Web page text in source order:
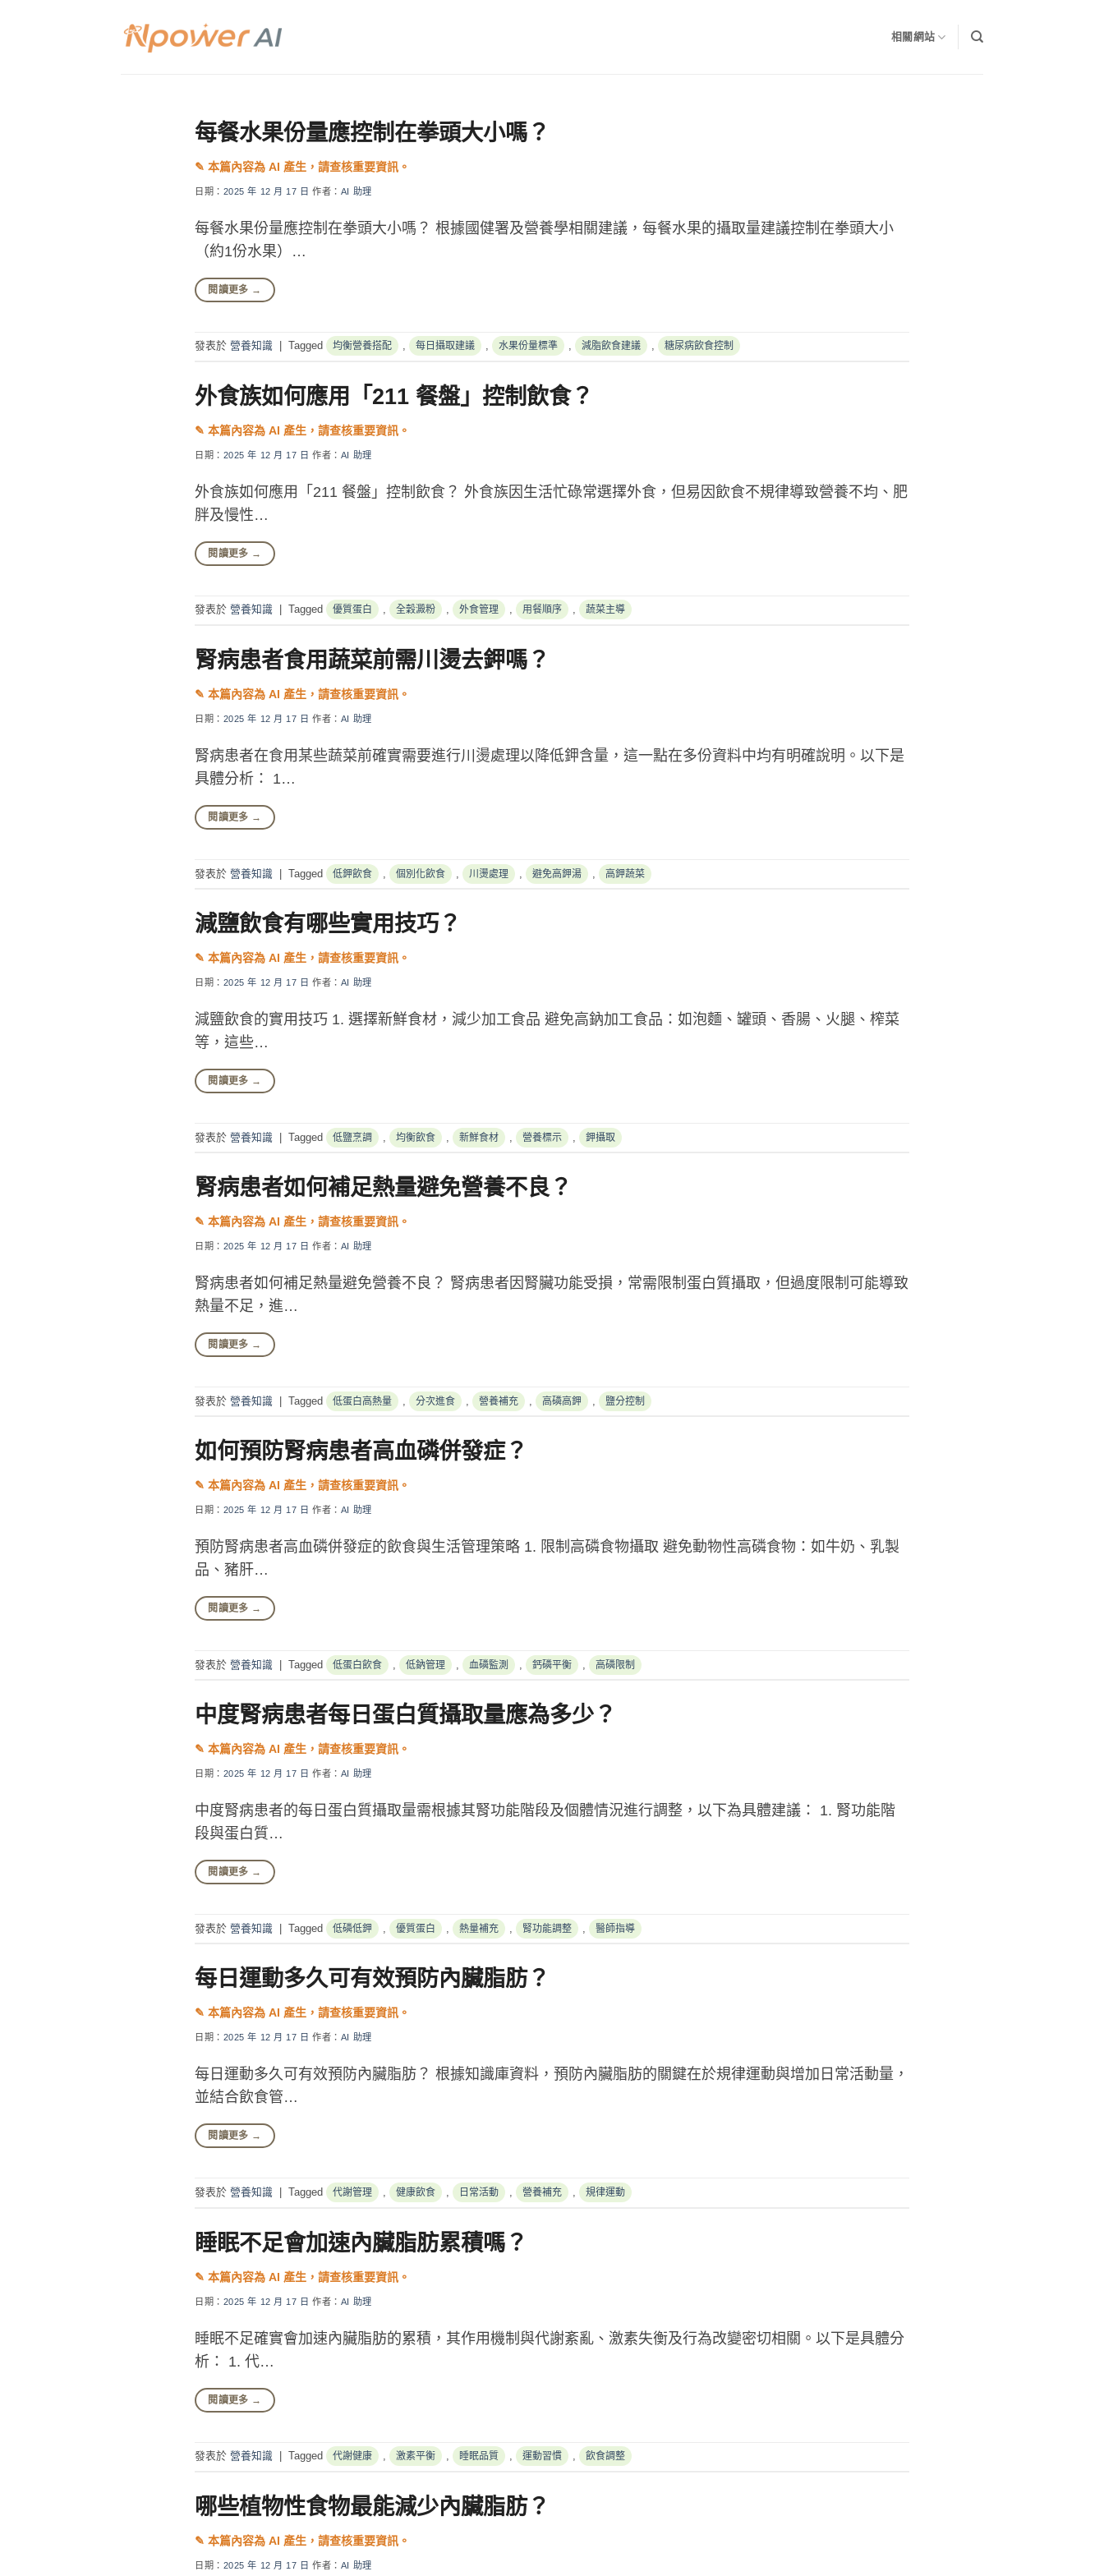
相關網站
每餐水果份量應控制在拳頭大小嗎？
日期： 2025 年 12 月 17 日 作者： AI 助理
每餐水果份量應控制在拳頭大小嗎？ 根據國健署及營養學相關建議，每餐水果的攝取量建議控制在拳頭大小
（約1份水果）…
閱讀更多 →
發表於 營養知識 Tagged 均衡營養搭配 , 每日攝取建議 , 水果份量標準 , 減脂飲食建議 , 糖尿病飲食控制
外食族如何應用「211 餐盤」控制飲食？
日期： 2025 年 12 月 17 日 作者： AI 助理
外食族如何應用「211 餐盤」控制飲食？ 外食族因生活忙碌常選擇外食，但易因飲食不規律導致營養不均、肥
胖及慢性…
閱讀更多 →
發表於 營養知識 Tagged 優質蛋白 , 全穀澱粉 , 外食管理 , 用餐順序 , 蔬菜主導
腎病患者食用蔬菜前需川燙去鉀嗎？
日期： 2025 年 12 月 17 日 作者： AI 助理
腎病患者在食用某些蔬菜前確實需要進行川燙處理以降低鉀含量，這一點在多份資料中均有明確說明。以下是
具體分析： 1…
閱讀更多 →
發表於 營養知識 | Tagged 低鉀飲食 個別化飲食 川燙處理 避免高鉀湯 高鉀蔬菜
減鹽飲食有哪些實用技巧？
日期： 2025 年 12 月 17 日 作者： AI 助理
減鹽飲食的實用技巧 1. 選擇新鮮食材，減少加工食品 避免高鈉加工食品：如泡麵、罐頭、香腸、火腿、榨菜
等，這些…
閱讀更多 →
發表於 營養知識 | Tagged 低鹽烹調 均衡飲食 新鮮食材 營養標示 鉀攝取
腎病患者如何補足熱量避免營養不良？
日期： 2025 年 12 月 17 日 作者： AI 助理
腎病患者如何補足熱量避免營養不良？ 腎病患者因腎臟功能受損，常需限制蛋白質攝取，但過度限制可能導致
熱量不足，進…
閱讀更多 →
發表於 營養知識 | Tagged 低蛋白高熱量 分次進食 營養補充 高磷高鉀 鹽分控制
如何預防腎病患者高血磷併發症？
日期： 2025 年 12 月 17 日 作者： AI 助理
預防腎病患者高血磷併發症的飲食與生活管理策略 1. 限制高磷食物攝取 避免動物性高磷食物：如牛奶、乳製
品、豬肝…
閱讀更多 →
發表於 營養知識 | Tagged 低蛋白飲食 低鈉管理 血磷監測 鈣磷平衡 高磷限制
中度腎病患者每日蛋白質攝取量應為多少？
日期： 2025 年 12 月 17 日 作者： AI 助理
中度腎病患者的每日蛋白質攝取量需根據其腎功能階段及個體情況進行調整，以下為具體建議： 1. 腎功能階
段與蛋白質…
閱讀更多 →
發表於 營養知識 Tagged 低磷低鉀 優質蛋白 熱量補充 腎功能調整 醫師指導
每日運動多久可有效預防內臟脂肪？
日期： 2025 年 12 月 17 日 作者： AI 助理
每日運動多久可有效預防內臟脂肪？ 根據知識庫資料，預防內臟脂肪的關鍵在於規律運動與增加日常活動量，
並結合飲食管…
閱讀更多 →
發表於 營養知識 Tagged 代謝管理 健康飲食 日常活動 營養補充 規律運動
睡眠不足會加速內臟脂肪累積嗎？
日期： 2025 年 12 月 17 日 作者： AI 助理
睡眠不足確實會加速內臟脂肪的累積，其作用機制與代謝紊亂、激素失衡及行為改變密切相關。以下是具體分
析： 1. 代…
閱讀更多 →
發表於 營養知識 Tagged 代謝健康 激素平衡 睡眠品質 運動習慣 飲食調整
哪些植物性食物最能減少內臟脂肪？
日期： 2025 年 12 月 17 日 作者： AI 助理